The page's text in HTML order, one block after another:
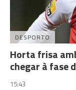
DESPORTO
Horta frisa
chegar à fase
15:43